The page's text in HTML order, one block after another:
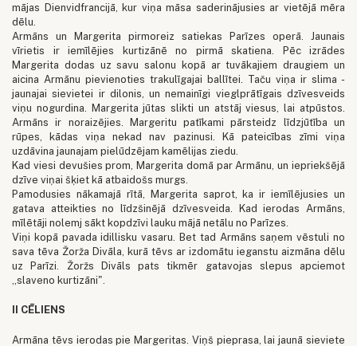
mājas Dienvidfrancijā, kur viņa māsa saderinājusies ar vietējā mēra
dēlu.
Armāns un Margerita pirmoreiz satiekas Parīzes operā. Jaunais
vīrietis ir iemīlējies kurtizānē no pirmā skatiena. Pēc izrādes
Margerita dodas uz savu salonu kopā ar tuvākajiem draugiem un
aicina Armānu pievienoties trakulīgajai ballītei. Taču viņa ir slima -
jaunajai sievietei ir dilonis, un nemainīgi vieglprātīgais dzīvesveids
viņu nogurdina. Margerita jūtas slikti un atstāj viesus, lai atpūstos.
Armāns ir noraizējies. Margeritu patīkami pārsteidz līdzjūtība un
rūpes, kādas viņa nekad nav pazinusi. Kā pateicības zīmi viņa
uzdāvina jaunajam pielūdzējam kamēlijas ziedu.
Kad viesi devušies prom, Margerita domā par Armānu, un iepriekšējā
dzīve viņai šķiet kā atbaidošs murgs.
Pamodusies nākamajā rītā, Margerita saprot, ka ir iemīlējusies un
gatava atteikties no līdzšinējā dzīvesveida. Kad ierodas Armāns,
mīlētāji nolemj sākt kopdzīvi lauku mājā netālu no Parīzes.
Viņi kopā pavada idillisku vasaru. Bet tad Armāns saņem vēstuli no
sava tēva Žorža Divāla, kurā tēvs ar izdomātu ieganstu aizmāna dēlu
uz Parīzi. Žoržs Divāls pats tikmēr gatavojas slepus apciemot
„slaveno kurtizāni".
II CĒLIENS
Armāna tēvs ierodas pie Margeritas. Viņš pieprasa, lai jaunā sieviete